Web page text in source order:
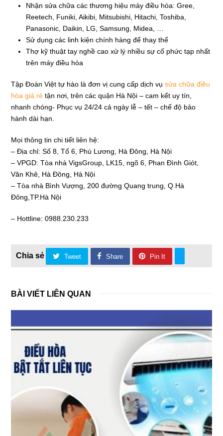
Nhận sửa chữa các thương hiệu máy điều hòa: Gree,
Reetech, Funiki, Aikibi, Mitsubishi, Hitachi, Toshiba,
Panasonic, Daikin, LG, Samsung, Midea, …
Sử dụng các linh kiện chính hàng để thay thế
Thợ kỹ thuật tay nghề cao xử lý nhiều sự cố phức tạp nhất
trên máy điều hòa
Tập Đoàn Việt tự hào là đơn vị cung cấp dịch vụsửa chữa điều
hòa giá rẻ tận nơi, trên các quận Hà Nội – cam kết uy tín,
nhanh chóng- Phục vụ 24/24 cả ngày lễ – tết – chế độ bảo
hành dài hạn.
Mọi thông tin chi tiết liên hệ:
– Địa chỉ: Số 8, Tổ 6, Phú Lương, Hà Đông, Hà Nội
– VPGD: Tòa nhà VigsGroup, LK15, ngõ 6, Phan Đình Giót,
Văn Khê, Hà Đông, Hà Nội
– Tòa nhà Bình Vượng, 200 đường Quang trung, Q.Hà
Đông,TP.Hà Nội
– Hottline: 0988.230.233
Tweet Share Pin It
BÀI VIẾT LIÊN QUAN